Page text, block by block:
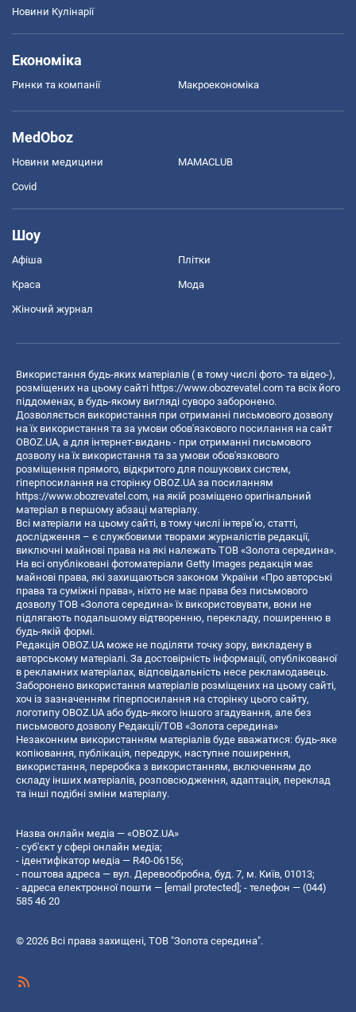
Новини Кулінарії
Економіка
Ринки та компанії Макроекономіка
MedOboz
Новини медицини MAMACLUB
Covid
Шоу
Афіша Плітки
Краса Мода
Жіночий журнал
Використання будь-яких матеріалів ( в тому числі фото- та відео-),
розміщених на цьому сайті https://www.obozrevatel.com та всіх його
піддоменах, в будь-якому вигляді суворо заборонено.
Дозволяється використання при отриманні письмового дозволу
на їх використання та за умови обов'язкового посилання на сайт
OBOZ.UA, а для інтернет-видань - при отриманні письмового
дозволу на їх використання та за умови обов'язкового
розміщення прямого, відкритого для пошукових систем,
гіперпосилання на сторінку OBOZ.UA за посиланням
https://www.obozrevatel.com, на якій розміщено оригінальний
матеріал в першому абзаці матеріалу.
Всі матеріали на цьому сайті, в тому числі інтерв’ю, статті,
дослідження – є службовими творами журналістів редакції,
виключні майнові права на які належать ТОВ «Золота середина».
На всі опубліковані фотоматеріали Getty Images редакція має
майнові права, які захищаються законом України «Про авторські
права та суміжні права», ніхто не має права без письмового
дозволу ТОВ «Золота середина» їх використовувати, вони не
підлягають подальшому відтворенню, перекладу, поширенню в
будь-якій формі.
Редакція OBOZ.UA може не поділяти точку зору, викладену в
авторському матеріалі. За достовірність інформації, опублікованої
в рекламних матеріалах, відповідальність несе рекламодавець.
Заборонено використання матеріалів розміщених на цьому сайті,
хоч із зазначенням гіперпосилання на сторінку цього сайту,
логотипу OBOZ.UA або будь-якого іншого згадування, але без
письмового дозволу Редакції/ТОВ «Золота середина»
Незаконним використанням матеріалів буде вважатися: будь-яке
копiювання, публiкацiя, передрук, наступне поширення,
використання, переробка з використанням, включенням до
складу інших матеріалів, розповсюдження, адаптація, переклад
та інші подібні зміни матеріалу.
Назва онлайн медіа — «OBOZ.UA»
- суб'єкт у сфері онлайн медіа;
- ідентифікатор медіа — R40-06156;
- поштова адреса — вул. Деревообробна, буд. 7, м. Київ, 01013;
- адреса електронної пошти — [email protected]; - телефон — (044)
585 46 20
© 2026 Всі права захищені, ТОВ "Золота середина".